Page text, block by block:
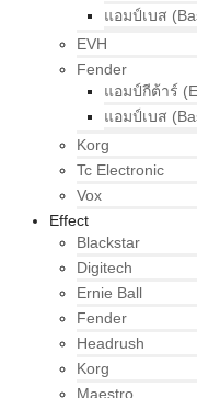
แอมป์เบส
EVH
Fender
แอมป์กีต้าร์
แอมป์เบส
Korg
Tc Electronic
Vox
Effect
Blackstar
Digitech
Ernie Ball
Fender
Headrush
Korg
Maestro